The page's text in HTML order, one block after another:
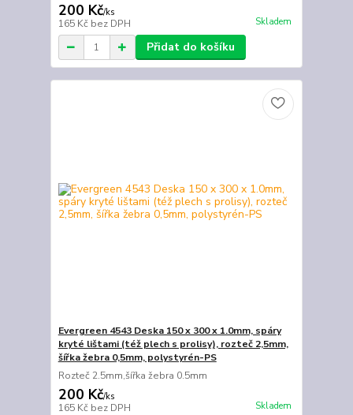
200 Kč/ks
165 Kč bez DPH Skladem
Přidat do košíku
Evergreen 4543 Deska 150 x 300 x 1.0mm, spáry
kryté lištami (též plech s prolisy), rozteč 2,5mm,
šířka žebra 0,5mm, polystyrén-PS
Rozteč 2.5mm,šířka žebra 0.5mm
200 Kč/ks
165 Kč bez DPH Skladem